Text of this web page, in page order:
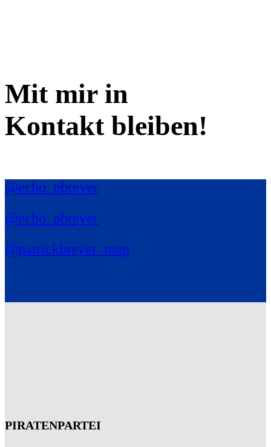
Mit mir in
Kontakt bleiben!
@echo_pbreyer
@echo_pbreyer
@patrickbreyer_mep
PIRATENPARTEI